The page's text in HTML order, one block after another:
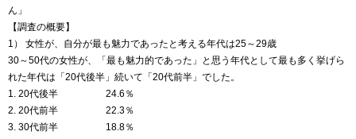
ん」
【調査の概要】
1） 女性が、自分が最も魅力であったと考える年代は25～29歳
30～50代の女性が、「最も魅力的であった」と思う年代として最も多く挙げら
れた年代は「20代後半」続いて「20代前半」でした。
1. 20代後半 24.6％
2. 20代前半 22.3％
3. 30代前半 18.8％